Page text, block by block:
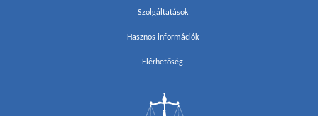
Szolgáltatások
Hasznos információk
Elérhetőség